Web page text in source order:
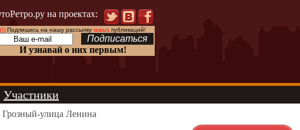
на проектах:
(!)Подпишись на нашу рассылку новыхпубликаций!
И узнавай о них первым!
Участники
Грозный-улица Ленина